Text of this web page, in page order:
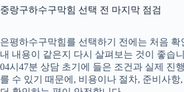
중랑구하수구막힘 선택 전 마지막 점검
은평하수구막힘를 선택하기 전에는 처음 확
내 내용이 같은지 다시 살펴보는 것이 좋습
04시47분 상담 초기에 들은 조건과 실제 진
를 수 있기 때문에, 비용이나 절차, 준비사항